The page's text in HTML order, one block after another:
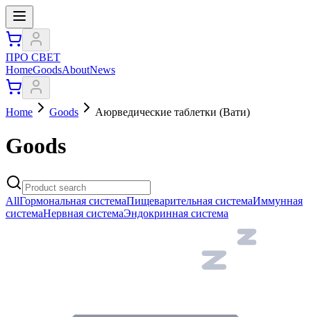
ПРО СВЕТ
HomeGoodsAboutNews
Home Goods Аюрведические таблетки (Вати)
Goods
AllГормональная системаПищеварительная системаИммунная
системаНервная системаЭндокринная система